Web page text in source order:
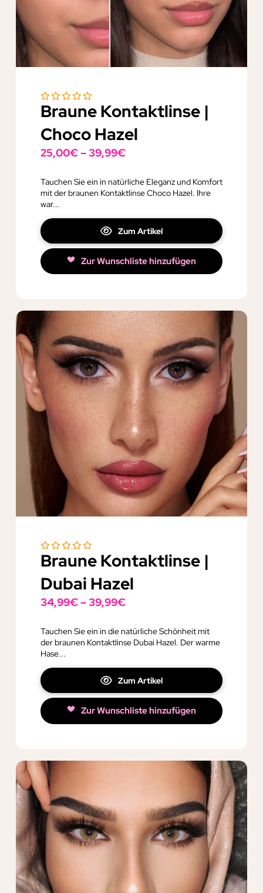
Braune Kontaktlinse |
Choco Hazel
25,00€–39,99€
Tauchen Sie ein in natürliche Eleganz und Komfort
mit der braunen Kontaktlinse Choco Hazel. Ihre
war...
Zum Artikel
Zur Wunschliste hinzufügen
Braune Kontaktlinse |
Dubai Hazel
34,99€–39,99€
Tauchen Sie ein in die natürliche Schönheit mit
der braunen Kontaktlinse Dubai Hazel. Der warme
Hase...
Zum Artikel
Zur Wunschliste hinzufügen